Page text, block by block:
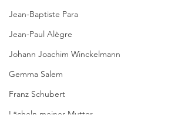
Jean-Baptiste Para
Jean-Paul Alègre
Johann Joachim Winckelmann
Gemma Salem
Franz Schubert
Lächeln meiner Mutter